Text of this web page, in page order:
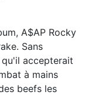
A$AP Rocky
Sans
accepterait
à mains
beefs les